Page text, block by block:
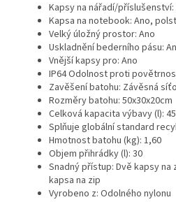
Kapsy na nářadí/
Kapsa na notebook: Ano,
Velký úložný prostor: Ano
Uskladnění bederního pásu:
Vnější kapsy pro: Ano
IP64 Odolnost proti
Zavěšení batohu: Závěsná
Rozměry batohu: 50x30x20cm
Celková kapacita výbavy (l): 45
Splňuje globální standard
Hmotnost batohu (kg): 1,60
Objem přihrádky (l): 30
Snadný přístup: Dvě kapsy
kapsa na zip
Vyrobeno z: Odolného nylonu